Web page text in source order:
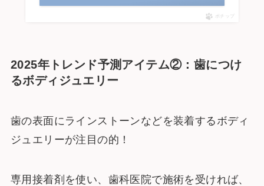
ポチップ
2025年トレンド予測アイテム②：歯につけ
るボディジュエリー
歯の表面にラインストーンなどを装着するボディ
ジュエリーが注目の的！
専用接着剤を使い、歯科医院で施術を受ければ、